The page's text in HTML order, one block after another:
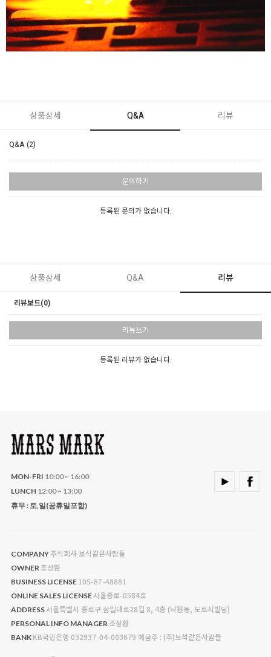
상품상세 Q&A 리뷰
Q&A (2)
문의하기
등록된 문의가 없습니다.
상품상세 Q&A 리뷰
리뷰보드(0)
리뷰쓰기
등록된 리뷰가 없습니다.
MON-FRI 10:00 ~ 16:00
LUNCH 12:00 ~ 13:00
휴무 : 토,일(공휴일포함)
COMPANY 주식회사 보석같은사람들
OWNER 조상환
BUSINESS LICENSE 105-87-48881
ONLINE SALES LICENSE서울종로-0584호
ADDRESS서울특별시 종로구 삼일대로28길 8, 4층 (낙원동, 도로시빌딩)
PERSONAL INFO MANAGER 조상환
BANK KB국민은행 032937-04-003679 예금주 : (주)보석같은사람들